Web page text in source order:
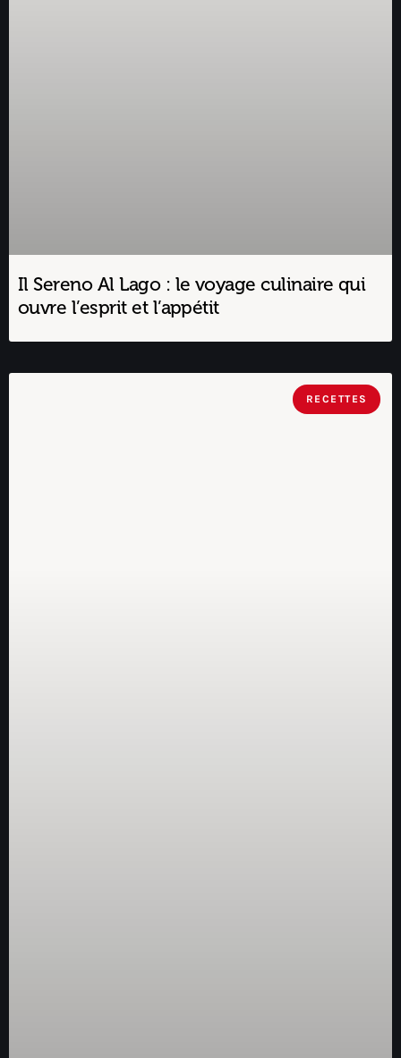
Il Sereno Al Lago : le voyage culinaire qui
ouvre l’esprit et l’appétit
RECETTES